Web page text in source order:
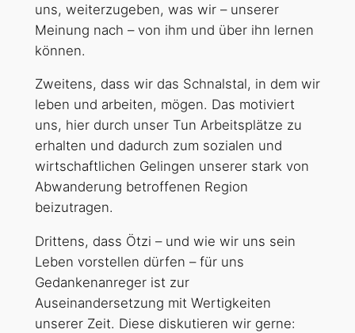
uns, weiterzugeben, was wir – unserer
Meinung nach – von ihm und über ihn lernen
können.
Zweitens, dass wir das Schnalstal, in dem wir
leben und arbeiten, mögen. Das motiviert
uns, hier durch unser Tun Arbeitsplätze zu
erhalten und dadurch zum sozialen und
wirtschaftlichen Gelingen unserer stark von
Abwanderung betroffenen Region
beizutragen.
Drittens, dass Ötzi – und wie wir uns sein
Leben vorstellen dürfen – für uns
Gedankenanreger ist zur
Auseinandersetzung mit Wertigkeiten
unserer Zeit. Diese diskutieren wir gerne: